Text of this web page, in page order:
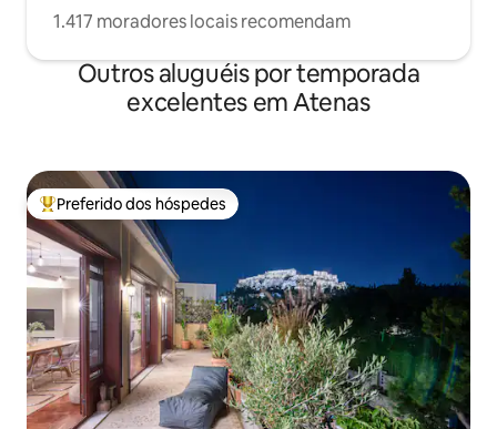
1.417 moradores locais recomendam
Outros aluguéis por temporada
excelentes em Atenas
Entre os melhores preferidos dos hóspedes
Preferido dos hóspedes